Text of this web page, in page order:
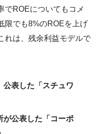
でROEについてもコメ
限でも8%のROEを上げ
れは、残余利益モデルで
公表した「スチュワ
が公表した「コーポ